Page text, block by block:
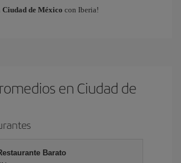
Ciudad de México con Iberia!
en Ciudad de
Barato